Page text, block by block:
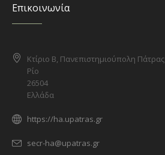
Επικοινωνία
Κτίριο Β, Πανεπιστημιούπολη Πάτρας
Ρίο
26504
Ελλάδα
https://ha.upatras.gr
secr-ha@upatras.gr